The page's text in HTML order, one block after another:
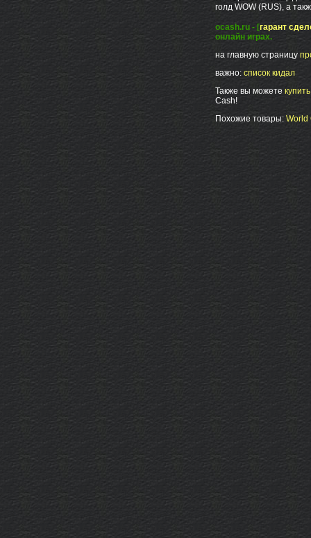
голд WOW (RUS), а
ocash.ru - [гарант
онлайн играх.
на главную страницу
важно: список кидал
Также вы можете
Cash!
Похожие товары: World